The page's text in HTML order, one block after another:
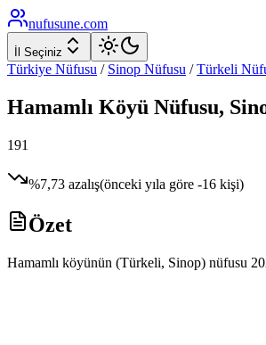
nufusune.com
İl Seçiniz
Türkiye Nüfusu / Sinop Nüfusu / Türkeli
Hamamlı Köyü Nüfusu,
191
%7,73 azalış(önceki yıla göre -16 kişi)
Özet
Hamamlı köyünün (Türkeli, Sinop) nüfusu